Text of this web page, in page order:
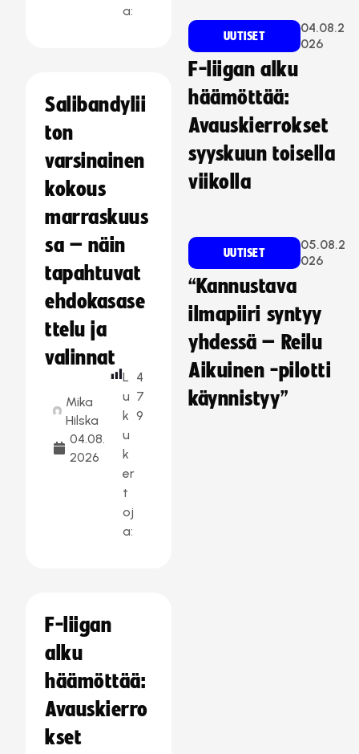
a:
Salibandylii
ton
varsinainen
kokous
marraskuus
sa – näin
tapahtuvat
ehdokasase
ttelu ja
valinnat
Mika
Hilska
04.08.
2026
L
u
k
u
k
er
t
oj
a:
4
7
9
F-liigan
alku
häämöttää:
Avauskierro
kset
UUTISET
04.08.2
026
F-liigan alku
häämöttää:
Avauskierrokset
syyskuun toisella
viikolla
UUTISET
05.08.2
026
“Kannustava
ilmapiiri syntyy
yhdessä – Reilu
Aikuinen -pilotti
käynnistyy”